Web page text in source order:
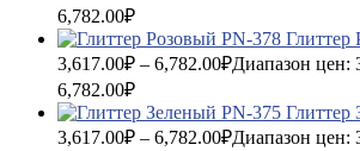
6,782.00₽
Глиттер
3,617.00₽ – 6,782.00₽Диапазон цен:
6,782.00₽
Глиттер
3,617.00₽ – 6,782.00₽Диапазон цен: